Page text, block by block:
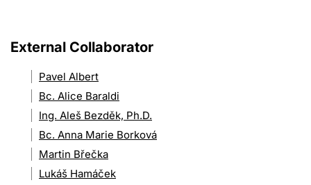
External Collaborator
Pavel Albert
Bc. Alice Baraldi
Ing. Aleš Bezděk, Ph.D.
Bc. Anna Marie Borková
Martin Břečka
Lukáš Hamáček